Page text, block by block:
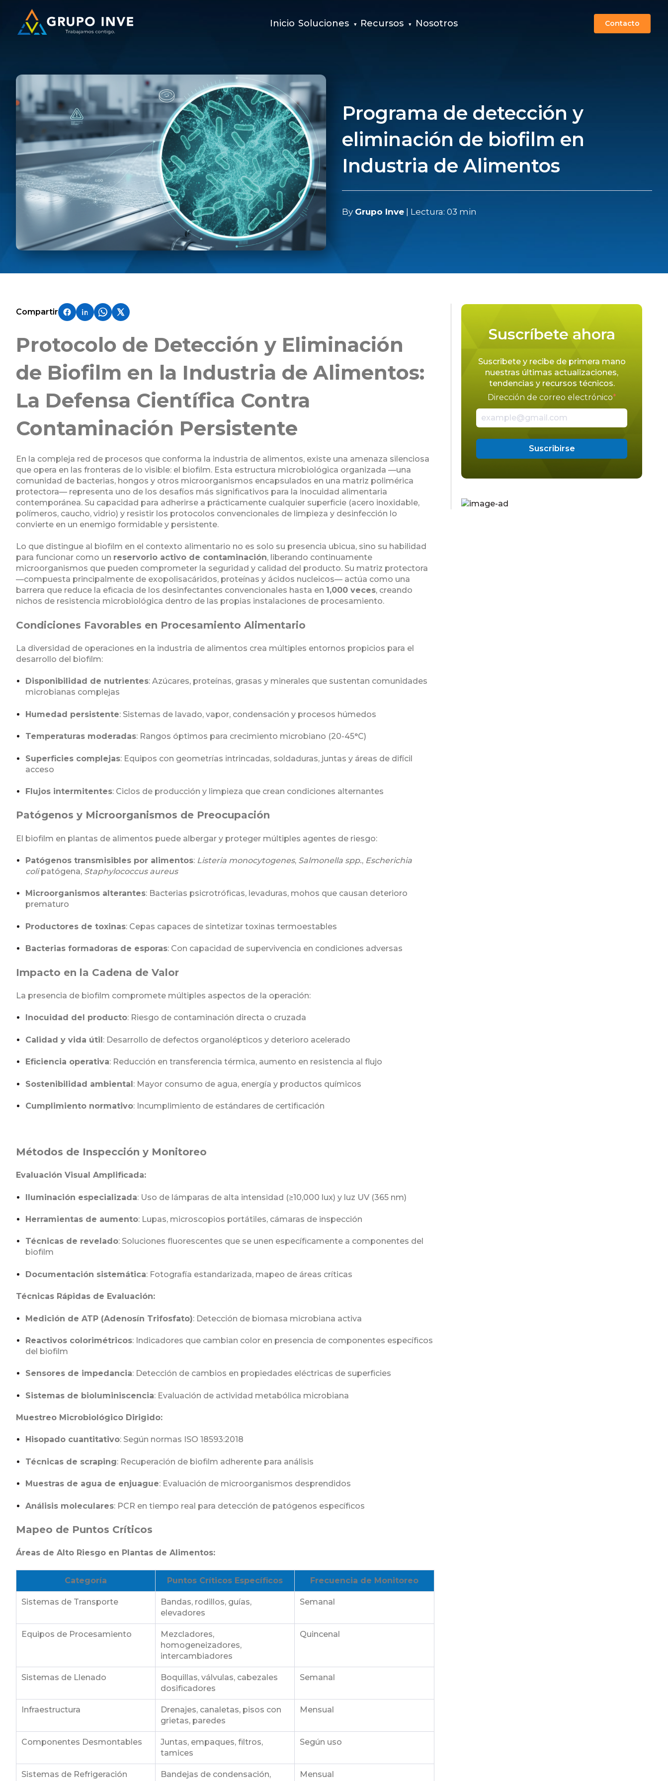
Inicio Soluciones Recursos Nosotros Contacto
Programa de detección y
eliminación de biofilm en
Industria de Alimentos
By Grupo Inve | Lectura: 03 min
Compartir
Protocolo de Detección y Eliminación
de Biofilm en la Industria de Alimentos:
La Defensa Científica Contra
Contaminación Persistente
En la compleja red de procesos que conforma la industria de alimentos, existe una amenaza silenciosa
que opera en las fronteras de lo visible: el biofilm. Esta estructura microbiológica organizada —una
comunidad de bacterias, hongos y otros microorganismos encapsulados en una matriz polimérica
protectora— representa uno de los desafíos más significativos para la inocuidad alimentaria
contemporánea. Su capacidad para adherirse a prácticamente cualquier superficie (acero inoxidable,
polímeros, caucho, vidrio) y resistir los protocolos convencionales de limpieza y desinfección lo
convierte en un enemigo formidable y persistente.
Lo que distingue al biofilm en el contexto alimentario no es solo su presencia ubicua, sino su habilidad
para funcionar como un reservorio activo de contaminación, liberando continuamente
microorganismos que pueden comprometer la seguridad y calidad del producto. Su matriz protectora
—compuesta principalmente de exopolisacáridos, proteínas y ácidos nucleicos— actúa como una
barrera que reduce la eficacia de los desinfectantes convencionales hasta en 1,000 veces, creando
nichos de resistencia microbiológica dentro de las propias instalaciones de procesamiento.
Condiciones Favorables en Procesamiento Alimentario
La diversidad de operaciones en la industria de alimentos crea múltiples entornos propicios para el
desarrollo del biofilm:
Disponibilidad de nutrientes: Azúcares, proteínas, grasas y minerales que sustentan comunidades
microbianas complejas
Humedad persistente: Sistemas de lavado, vapor, condensación y procesos húmedos
Temperaturas moderadas: Rangos óptimos para crecimiento microbiano (20-45°C)
Superficies complejas: Equipos con geometrías intrincadas, soldaduras, juntas y áreas de difícil
acceso
Flujos intermitentes: Ciclos de producción y limpieza que crean condiciones alternantes
Patógenos y Microorganismos de Preocupación
El biofilm en plantas de alimentos puede albergar y proteger múltiples agentes de riesgo:
Patógenos transmisibles por alimentos: Listeria monocytogenes, Salmonella spp., Escherichia
colipatógena, Staphylococcus aureus
Microorganismos alterantes: Bacterias psicrotróficas, levaduras, mohos que causan deterioro
prematuro
Productores de toxinas: Cepas capaces de sintetizar toxinas termoestables
Bacterias formadoras de esporas: Con capacidad de supervivencia en condiciones adversas
Impacto en la Cadena de Valor
La presencia de biofilm compromete múltiples aspectos de la operación:
Inocuidad del producto: Riesgo de contaminación directa o cruzada
Calidad y vida útil: Desarrollo de defectos organolépticos y deterioro acelerado
Eficiencia operativa: Reducción en transferencia térmica, aumento en resistencia al flujo
Sostenibilidad ambiental: Mayor consumo de agua, energía y productos químicos
Cumplimiento normativo: Incumplimiento de estándares de certificación
Métodos de Inspección y Monitoreo
Evaluación Visual Amplificada:
Iluminación especializada: Uso de lámparas de alta intensidad (≥10,000 lux) y luz UV (365 nm)
Herramientas de aumento: Lupas, microscopios portátiles, cámaras de inspección
Técnicas de revelado: Soluciones fluorescentes que se unen específicamente a componentes del
biofilm
Documentación sistemática: Fotografía estandarizada, mapeo de áreas críticas
Técnicas Rápidas de Evaluación:
Medición de ATP (Adenosín Trifosfato): Detección de biomasa microbiana activa
Reactivos colorimétricos: Indicadores que cambian color en presencia de componentes específicos
del biofilm
Sensores de impedancia: Detección de cambios en propiedades eléctricas de superficies
Sistemas de bioluminiscencia: Evaluación de actividad metabólica microbiana
Muestreo Microbiológico Dirigido:
Hisopado cuantitativo: Según normas ISO 18593:2018
Técnicas de scraping: Recuperación de biofilm adherente para análisis
Muestras de agua de enjuague: Evaluación de microorganismos desprendidos
Análisis moleculares: PCR en tiempo real para detección de patógenos específicos
Mapeo de Puntos Críticos
Áreas de Alto Riesgo en Plantas de Alimentos:
Categoría Puntos Críticos Específicos Frecuencia de Monitoreo
Sistemas de Transporte
Bandas, rodillos, guías,
elevadores
Semanal
Equipos de Procesamiento
Mezcladores,
homogeneizadores,
intercambiadores
Quincenal
Sistemas de Llenado
Boquillas, válvulas, cabezales
dosificadores
Semanal
Infraestructura
Drenajes, canaletas, pisos con
grietas, paredes
Mensual
Componentes Desmontables
Juntas, empaques, filtros,
tamices
Según uso
Sistemas de Refrigeración
Bandejas de condensación,
Mensual
Suscríbete ahora
Suscribete y recibe de primera mano
nuestras últimas actualizaciones,
tendencias y recursos técnicos.
Dirección de correo electrónico*